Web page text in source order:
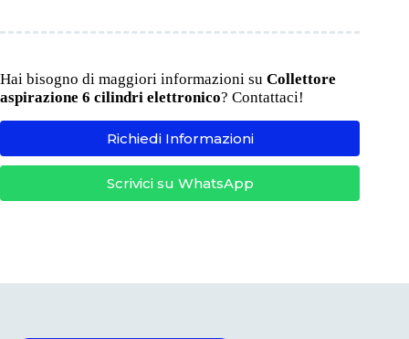
Hai bisogno di maggiori informazioni su Collettore
aspirazione 6 cilindri elettronico? Contattaci!
Richiedi Informazioni
Scrivici su WhatsApp